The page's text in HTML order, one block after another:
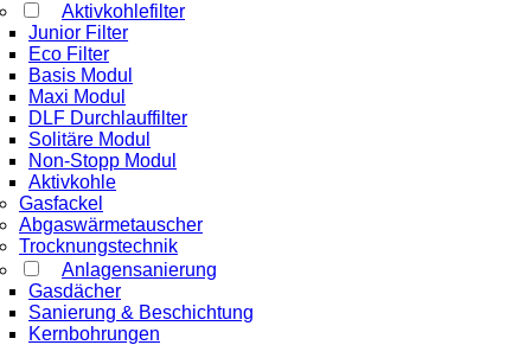
Aktivkohlefilter
Junior Filter
Eco Filter
Basis Modul
Maxi Modul
DLF Durchlauffilter
Solitäre Modul
Non-Stopp Modul
Aktivkohle
Gasfackel
Abgaswärmetauscher
Trocknungstechnik
Anlagensanierung
Gasdächer
Sanierung & Beschichtung
Kernbohrungen